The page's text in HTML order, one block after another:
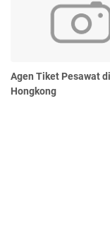
Agen Tiket Pesawat di
Hongkong